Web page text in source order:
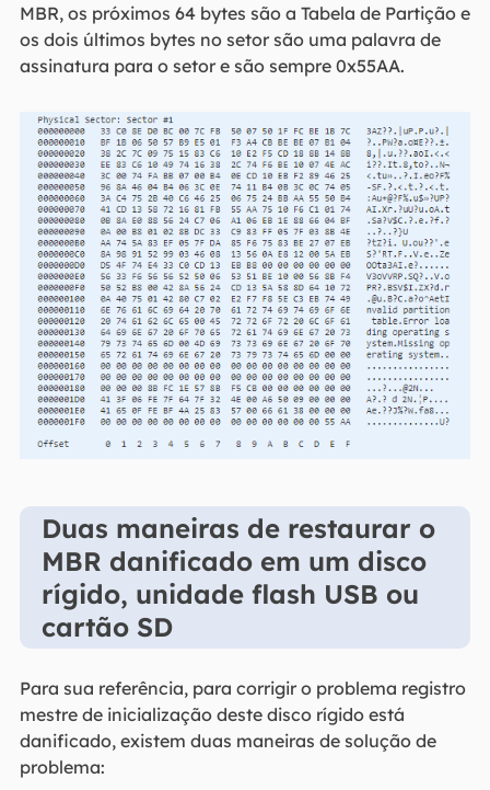
MBR, os próximos 64 bytes são a Tabela de Partição e
os dois últimos bytes no setor são uma palavra de
assinatura para o setor e são sempre 0x55AA.
Duas maneiras de restaurar o
MBR danificado em um disco
rígido, unidade flash USB ou
cartão SD
Para sua referência, para corrigir o problema registro
mestre de inicialização deste disco rígido está
danificado, existem duas maneiras de solução de
problema: